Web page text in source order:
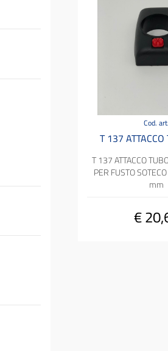
Cod. art.
T 137
T 137 ATTACCO
PER FUSTO
mm
€